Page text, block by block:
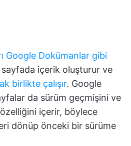
Google Dokümanlar gibi
sayfada içerik oluşturur ve
birlikte çalışır. Google
da sürüm geçmişini ve
içerir, böylece
dönüp önceki bir sürüme